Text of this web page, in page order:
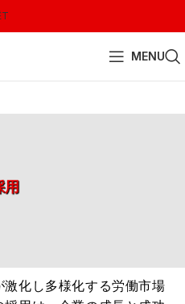
MENU
用
化し多様化する労働市場